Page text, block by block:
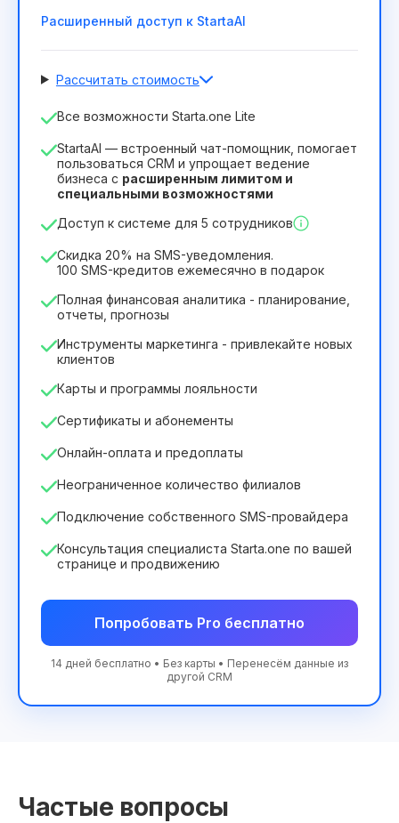
Расширенный доступ к StartaAI
Рассчитать стоимость
Количество сотрудников
Срок действия лицензии
12 Months(скидка -25%) Выгодный
349₴ 244₴/месяц
Все возможности Starta.one Lite
StartaAI — встроенный чат-помощник, помогает
пользоваться CRM и упрощает ведение
бизнеса с расширенным лимитом и
специальными возможностями
Доступ к системе для 5 сотрудников
Скидка 20% на SMS-уведомления.
100 SMS-кредитов ежемесячно в подарок
Полная финансовая аналитика - планирование,
отчеты, прогнозы
Инструменты маркетинга - привлекайте новых
клиентов
Карты и программы лояльности
Сертификаты и абонементы
Онлайн-оплата и предоплаты
Неограниченное количество филиалов
Подключение собственного SMS-провайдера
Консультация специалиста Starta.one по вашей
странице и продвижению
Попробовать Pro бесплатно
14 дней бесплатно • Без карты • Перенесём данные из
другой CRM
Частые вопросы